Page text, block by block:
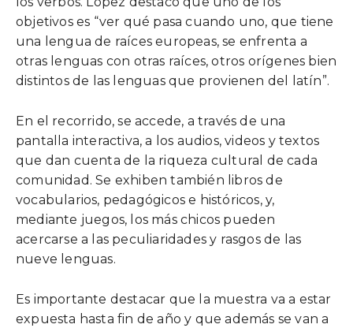
objetivos es “ver qué pasa cuando uno, que tiene
una lengua de raíces europeas, se enfrenta a
otras lenguas con otras raíces, otros orígenes bien
distintos de las lenguas que provienen del latín”.
En el recorrido, se accede, a través de una
pantalla interactiva, a los audios, videos y textos
que dan cuenta de la riqueza cultural de cada
comunidad. Se exhiben también libros de
vocabularios, pedagógicos e históricos, y,
mediante juegos, los más chicos pueden
acercarse a las peculiaridades y rasgos de las
nueve lenguas.
Es importante destacar que la muestra va a estar
expuesta hasta fin de año y que además se van a